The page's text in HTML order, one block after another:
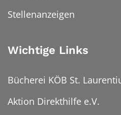
Stellenanzeigen
Wichtige Links
Bücherei KÖB St.
Aktion Direkthilfe e.V.